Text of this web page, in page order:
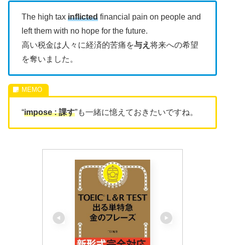
The high tax inflicted financial pain on people and
left them with no hope for the future.
高い税金は人々に経済的苦痛を与え 将来への希望
を奪いました。
“impose : 課す”も一緒に憶えておきたいですね。